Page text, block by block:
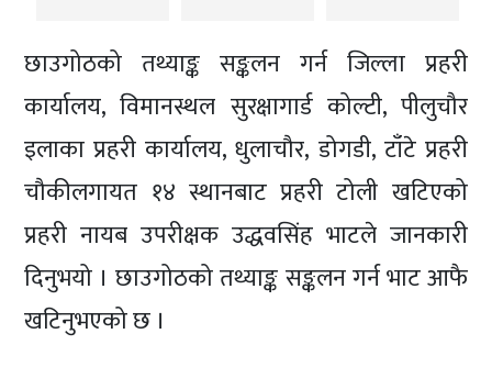
छाउगोठको तथ्याङ्क सङ्कलन गर्न जिल्ला प्रहरी
कार्यालय, विमानस्थल सुरक्षागार्ड कोल्टी, पीलुचौर
इलाका प्रहरी कार्यालय, धुलाचौर, डोगडी, टाँटे प्रहरी
चौकीलगायत १४ स्थानबाट प्रहरी टोली खटिएको
प्रहरी नायब उपरीक्षक उद्धवसिंह भाटले जानकारी
दिनुभयो । छाउगोठको तथ्याङ्क सङ्कलन गर्न भाट आफै
खटिनुभएको छ ।